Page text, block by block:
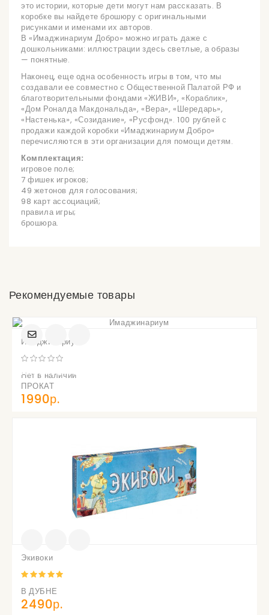
это истории, которые дети могут нам рассказать. В
коробке вы найдете брошюру с оригинальными
рисунками и именами их авторов.
В «Имаджинариум Добро» можно играть даже с
дошкольниками: иллюстрации здесь светлые, а образы
— понятные.
Наконец, еще одна особенность игры в том, что мы
создавали ее совместно с Общественной Палатой РФ и
благотворительными фондами «ЖИВИ», «Кораблик»,
«Дом Роналда Макдональда», «Вера», «Шередарь»,
«Настенька», «Созидание», «Русфонд». 100 рублей с
продажи каждой коробки «Имаджинариум Добро»
перечисляются в эти организации для помощи детям.
Комплектация:
игровое поле;
7 фишек игроков;
49 жетонов для голосования;
98 карт ассоциаций;
правила игры;
брошюра.
Рекомендуемые товары
Имаджинариум
Нет в наличии
ПРОКАТ
1990р.
О
ПОСТУПЛЕНИИ
Экивоки
В ДУБНЕ
2490р.